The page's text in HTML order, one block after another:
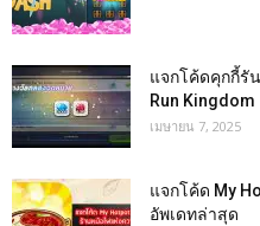
แจกโค้ดคุกกี้รั
Run Kingdom
เมษายน 7, 2025
แจกโค้ด My
อัพเดทล่าสุด